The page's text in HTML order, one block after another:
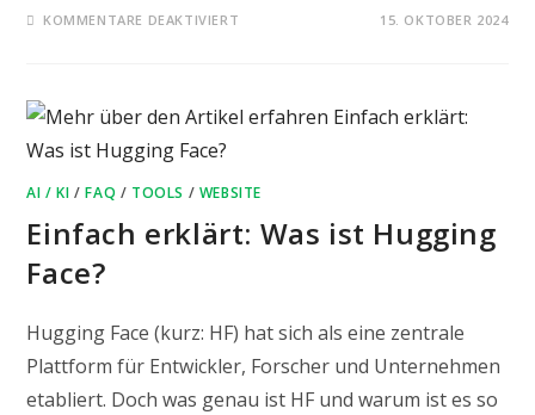
KOMMENTARE DEAKTIVIERT
KI-
CHATBOT
WEBSITE
15. OKTOBER 2024
AI / KI /FAQ / TOOLS / WEBSITE
Einfach erklärt: Was ist Hugging
Face?
Hugging Face (kurz: HF) hat sich als eine zentrale
Plattform für Entwickler, Forscher und Unternehmen
etabliert. Doch was genau ist HF und warum ist es so